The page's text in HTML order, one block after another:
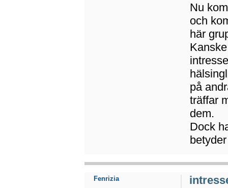
Nu
och
här
på
träffar
dem.
Dock
Fenrizia